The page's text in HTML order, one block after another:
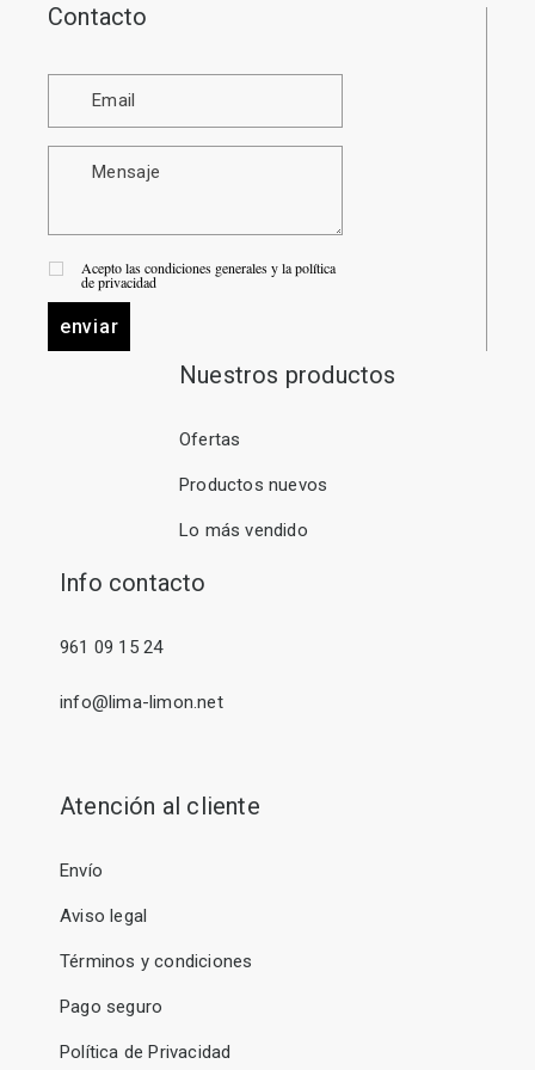
Contacto
Acepto las condiciones generales y la política
de privacidad
enviar
Nuestros productos
Ofertas
Productos nuevos
Lo más vendido
Info contacto
961 09 15 24
info@lima-limon.net
Atención al cliente
Envío
Aviso legal
Términos y condiciones
Pago seguro
Política de Privacidad